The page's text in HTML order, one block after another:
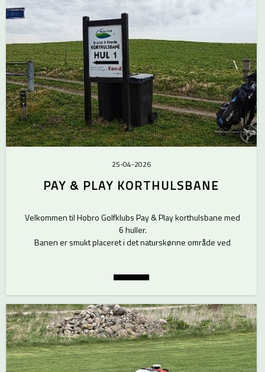
25-04-2026
PAY & PLAY KORTHULSBANE
Velkommen til Hobro Golfklubs Pay & Play korthulsbane med
6 huller.
Banen er smukt placeret i det naturskønne område ved
oplevelse i flotte